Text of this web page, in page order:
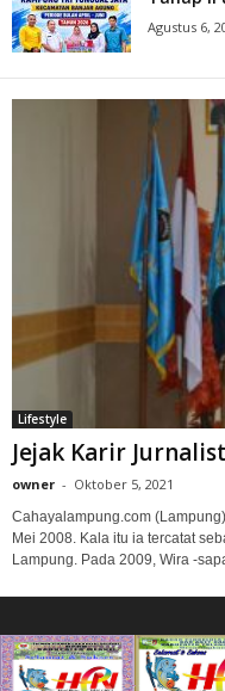
Agustus 6,
Lifestyle
Jejak Karir
owner - Oktober 5, 2021
Cahayalampung.com
Mei 2008. Kala itu ia tercatat
Lampung. Pada 2009, Wira -